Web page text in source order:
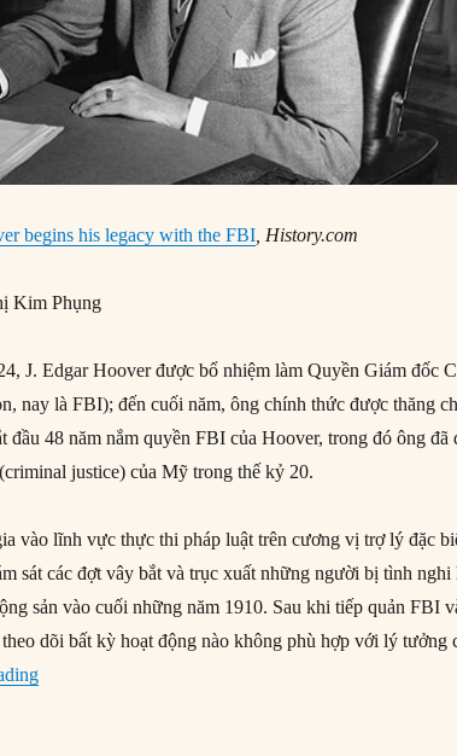
begins his legacy with the FBI , History.com
Kim Phụng
J. Edgar Hoover được bổ nhiệm làm Quyền Giám đốc
nay là FBI); đến cuối năm, ông chính thức được thăng
đầu 48 năm nắm quyền FBI của Hoover, trong đó ông đã
justice) của Mỹ trong thế kỷ 20.
vào lĩnh vực thực thi pháp luật trên cương vị trợ lý đặc
sát các đợt vây bắt và trục xuất những người bị tình nghi
sản vào cuối những năm 1910. Sau khi tiếp quản FBI
dõi bất kỳ hoạt động nào không phù hợp với lý tưởng
“10/05/1924: J. Edgar Hoover trở thành Giám đốc FBI”